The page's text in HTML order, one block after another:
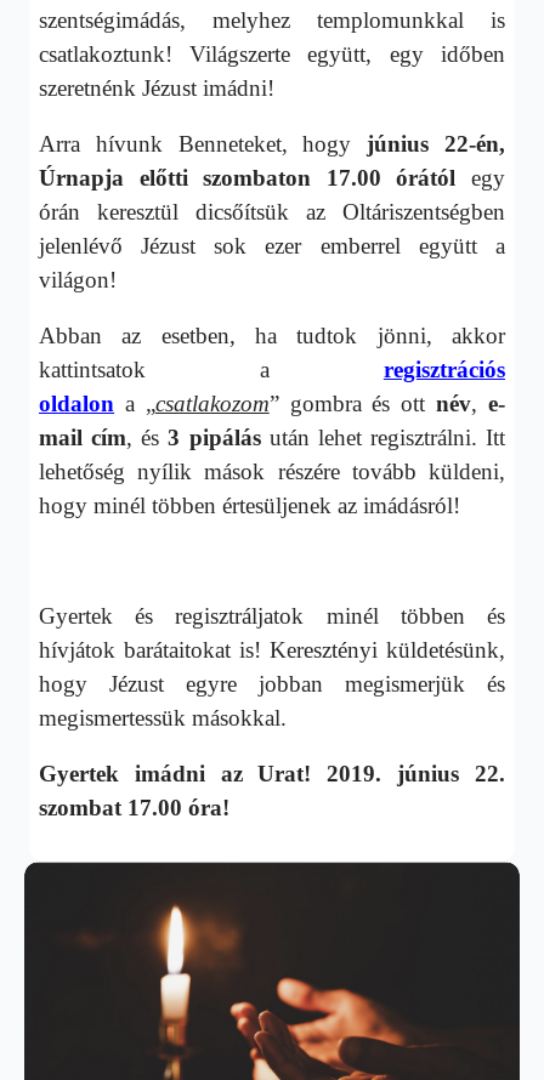
szentségimádás, melyhez templomunkkal is
csatlakoztunk! Világszerte együtt, egy időben
szeretnénk Jézust imádni!
Arra hívunk Benneteket, hogy június 22-én,
Úrnapja előtti szombaton 17.00 órától egy
órán keresztül dicsőítsük az Oltáriszentségben
jelenlévő Jézust sok ezer emberrel együtt a
világon!
Abban az esetben, ha tudtok jönni, akkor
kattintsatok a regisztrációs
oldalon a „csatlakozom” gombra és ottnév, e-
mail cím, és3 pipálásután lehet regisztrálni. Itt
lehetőség nyílik mások részére tovább küldeni,
hogy minél többen értesüljenek az imádásról!
Gyertek és regisztráljatok minél többen és
hívjátok barátaitokat is! Keresztényi küldetésünk,
hogy Jézust egyre jobban megismerjük és
megismertessük másokkal.
Gyertek imádni az Urat! 2019. június 22.
szombat 17.00 óra!